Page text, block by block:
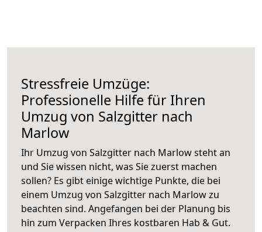
Stressfreie Umzüge:
Professionelle Hilfe für Ihren
Umzug von Salzgitter nach
Marlow
Ihr Umzug von Salzgitter nach Marlow steht an
und Sie wissen nicht, was Sie zuerst machen
sollen? Es gibt einige wichtige Punkte, die bei
einem Umzug von Salzgitter nach Marlow zu
beachten sind. Angefangen bei der Planung bis
hin zum Verpacken Ihres kostbaren Hab & Gut.